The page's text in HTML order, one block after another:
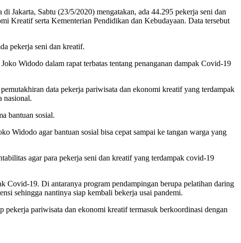
Jakarta, Sabtu (23/5/2020) mengatakan, ada 44.295 pekerja seni dan
Kreatif serta Kementerian Pendidikan dan Kebudayaan. Data tersebut
pekerja seni dan kreatif.
Widodo dalam rapat terbatas tentang penanganan dampak Covid-19
data pekerja pariwisata dan ekonomi kreatif yang terdampak
nasional.
bantuan sosial.
Widodo agar bantuan sosial bisa cepat sampai ke tangan warga yang
agar para pekerja seni dan kreatif yang terdampak covid-19
Covid-19. Di antaranya program pendampingan berupa pelatihan daring
sehingga nantinya siap kembali bekerja usai pandemi.
pariwisata dan ekonomi kreatif termasuk berkoordinasi dengan